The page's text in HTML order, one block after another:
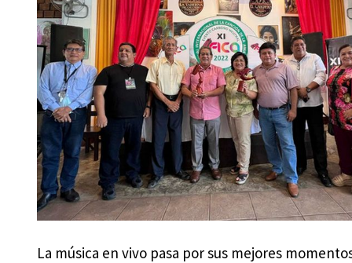
La música en vivo pasa por sus mejores